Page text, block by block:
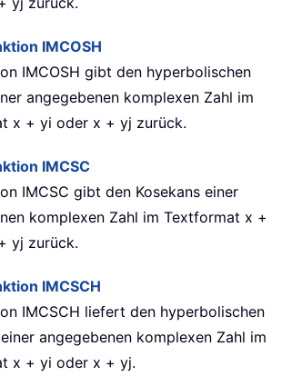
IMCOSH
IMCOSH gibt den hyperbolischen
angegebenen komplexen Zahl im
x + yi oder x + yj zurück.
IMCSC
IMCSC gibt den Kosekans einer
komplexen Zahl im Textformat x +
yj zurück.
IMCSCH
IMCSCH liefert den hyperbolischen
angegebenen komplexen Zahl im
x + yi oder x + yj.